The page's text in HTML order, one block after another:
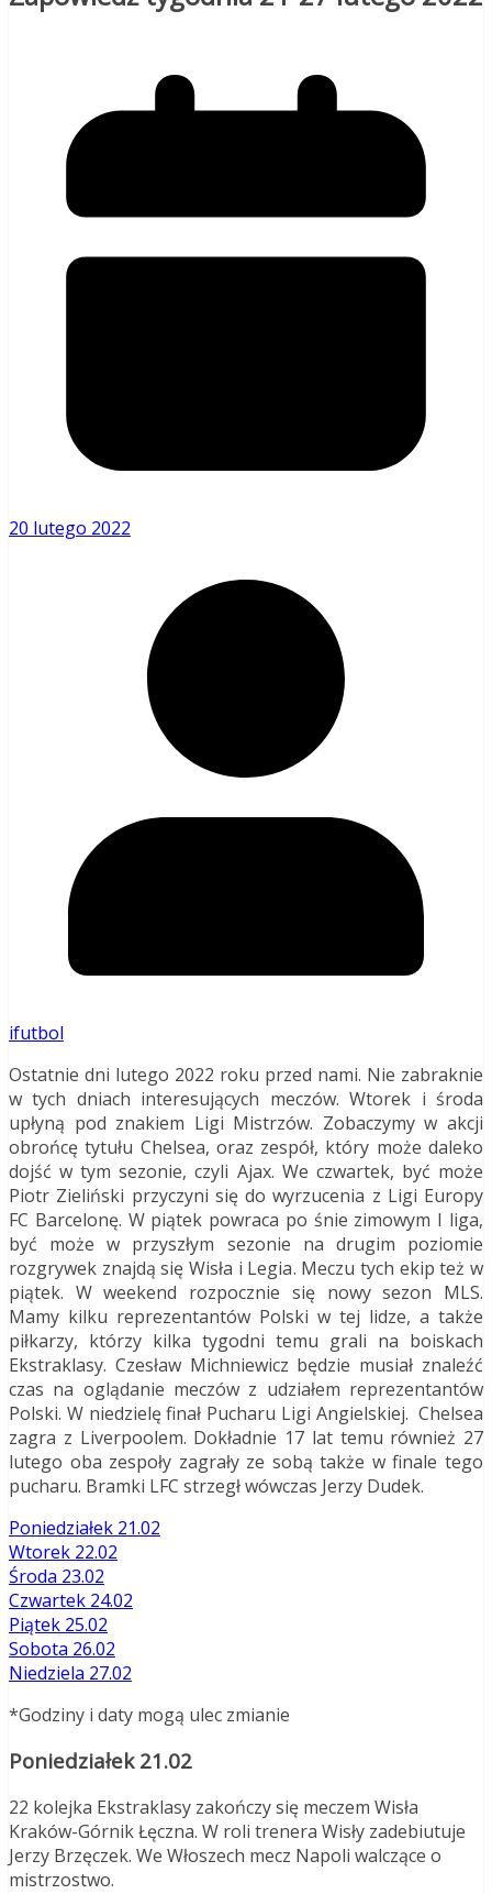
20 lutego 2022
ifutbol
Ostatnie dni lutego 2022 roku przed nami. Nie zabraknie
w tych dniach interesujących meczów. Wtorek i środa
upłyną pod znakiem Ligi Mistrzów. Zobaczymy w akcji
obrońcę tytułu Chelsea, oraz zespół, który może daleko
dojść w tym sezonie, czyli Ajax. We czwartek, być może
Piotr Zieliński przyczyni się do wyrzucenia z Ligi Europy
FC Barcelonę. W piątek powraca po śnie zimowym I liga,
być może w przyszłym sezonie na drugim poziomie
rozgrywek znajdą się Wisła i Legia. Meczu tych ekip też w
piątek. W weekend rozpocznie się nowy sezon MLS.
Mamy kilku reprezentantów Polski w tej lidze, a także
piłkarzy, którzy kilka tygodni temu grali na boiskach
Ekstraklasy. Czesław Michniewicz będzie musiał znaleźć
czas na oglądanie meczów z udziałem reprezentantów
Polski. W niedzielę finał Pucharu Ligi Angielskiej. Chelsea
zagra z Liverpoolem. Dokładnie 17 lat temu również 27
lutego oba zespoły zagrały ze sobą także w finale tego
pucharu. Bramki LFC strzegł wówczas Jerzy Dudek.
Poniedziałek 21.02
Wtorek 22.02
Środa 23.02
Czwartek 24.02
Piątek 25.02
Sobota 26.02
Niedziela 27.02
*Godziny i daty mogą ulec zmianie
Poniedziałek 21.02
22 kolejka Ekstraklasy zakończy się meczem Wisła
Kraków-Górnik Łęczna. W roli trenera Wisły zadebiutuje
Jerzy Brzęczek. We Włoszech mecz Napoli walczące o
mistrzostwo.